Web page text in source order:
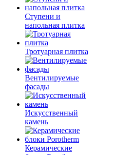
Ступени и
напольная плитка
Тротуарная плитка
Вентилируемые
фасады
Искусственный
камень
Керамические